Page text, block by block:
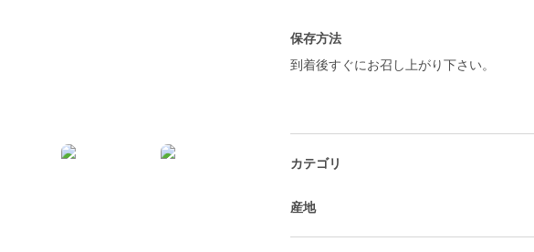
保存方法
到着後すぐにお召し上がり下さい。
カテゴリ
産地